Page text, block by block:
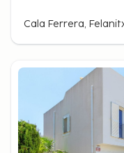
Cala Ferrera,